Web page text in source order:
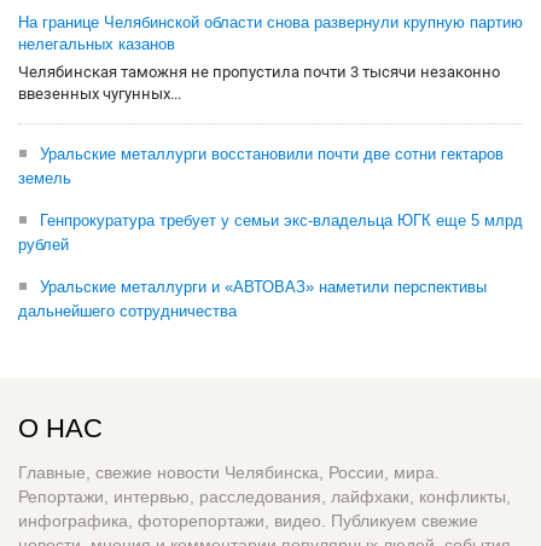
На границе Челябинской области снова развернули крупную партию
нелегальных казанов
Челябинская таможня не пропустила почти 3 тысячи незаконно
ввезенных чугунных...
Уральские металлурги восстановили почти две сотни гектаров
земель
Генпрокуратура требует у семьи экс-владельца ЮГК еще 5 млрд
рублей
Уральские металлурги и «АВТОВАЗ» наметили перспективы
дальнейшего сотрудничества
О НАС
Главные, свежие новости Челябинска, России, мира.
Репортажи, интервью, расследования, лайфхаки, конфликты,
инфографика, фоторепортажи, видео. Публикуем свежие